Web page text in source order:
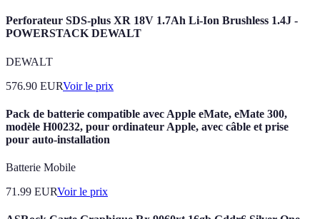
Perforateur SDS-plus XR 18V 1.7Ah Li-Ion Brushless 1.4J -
POWERSTACK DEWALT
DEWALT
576.90 EURVoir le prix
Pack de batterie compatible avec Apple eMate, eMate 300,
modèle H00232, pour ordinateur Apple, avec câble et prise
pour auto-installation
Batterie Mobile
71.99 EURVoir le prix